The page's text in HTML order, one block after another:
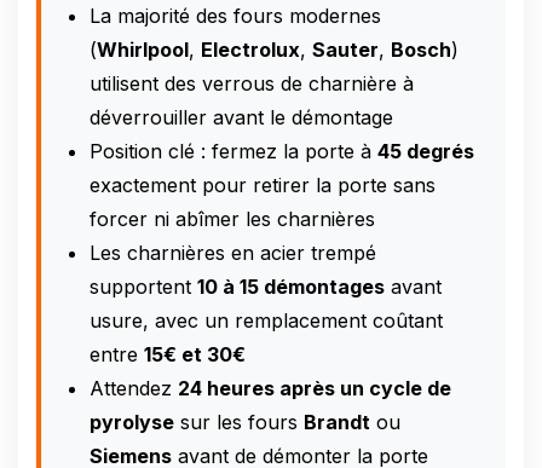
La majorité des fours modernes
(Whirlpool, Electrolux, Sauter, Bosch)
utilisent des verrous de charnière à
déverrouiller avant le démontage
Position clé : fermez la porte à 45 degrés
exactement pour retirer la porte sans
forcer ni abîmer les charnières
Les charnières en acier trempé
supportent 10 à 15 démontages avant
usure, avec un remplacement coûtant
entre 15€ et 30€
Attendez 24 heures après un cycle de
pyrolyse sur les fours Brandt ou
Siemens avant de démonter la porte